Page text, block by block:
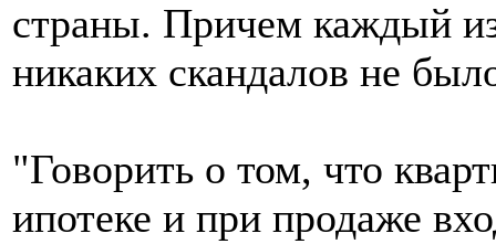
страны. Причем каждый
никаких скандалов не
"Говорить о том, что
ипотеке и при продаже